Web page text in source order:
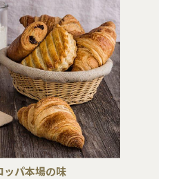
ッパ本場の味